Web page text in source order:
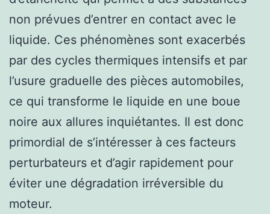
non prévues d’entrer en contact avec le
liquide. Ces phénomènes sont exacerbés
par des cycles thermiques intensifs et par
l’usure graduelle des pièces automobiles,
ce qui transforme le liquide en une boue
noire aux allures inquiétantes. Il est donc
primordial de s’intéresser à ces facteurs
perturbateurs et d’agir rapidement pour
éviter une dégradation irréversible du
moteur.